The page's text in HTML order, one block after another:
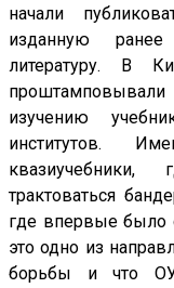
начали
изданную ранее
литературу. В
изучению
институтов.
трактоваться
где впервые было
это одно из
борьбы и что